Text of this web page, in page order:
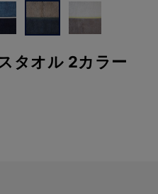
タオル 2カラー